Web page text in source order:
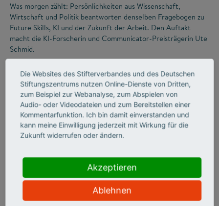
Was morgen zählt: Persönlichkeiten aus Wissenschaft,
Wirtschaft und Politik beantworten denselben Fragebogen zu
Future Skills, KI und der Zukunft der Arbeit. Den Auftakt
macht die KI-Forscherin und Communicator-Preisträgerin Ute
Schmid.
ZUKUNFTSMISSION BILDUNG
Die Websites des Stifterverbandes und des Deutschen
Stiftungszentrums nutzen Online-Dienste von Dritten,
zum Beispiel zur Webanalyse, zum Abspielen von
Audio- oder Videodateien und zum Bereitstellen einer
Kommentarfunktion. Ich bin damit einverstanden und
kann meine Einwilligung jederzeit mit Wirkung für die
Zukunft widerrufen oder ändern.
Akzeptieren
Ablehnen